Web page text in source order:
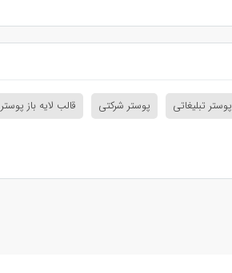
پوستر تبلیغاتی پوستر شرکتی قالب لایه باز پوستر